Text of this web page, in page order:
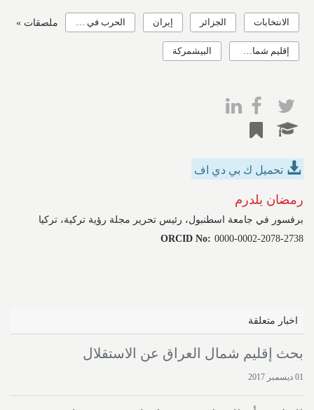
ملصقات » الانتخابات الجزائر إيران
البيشمركة
تحميل ك بي دي اف
رمضان يلدرم
برفسور في جامعة اسطنبول، رئيس تحرير مجلة رؤية تركية، تركيا
ORCID No: 0000-0002-2078-2738
اخبار متعلقة
بحث إقليم شمال العراق عن الاستقلال
01 ديسمبر 2017